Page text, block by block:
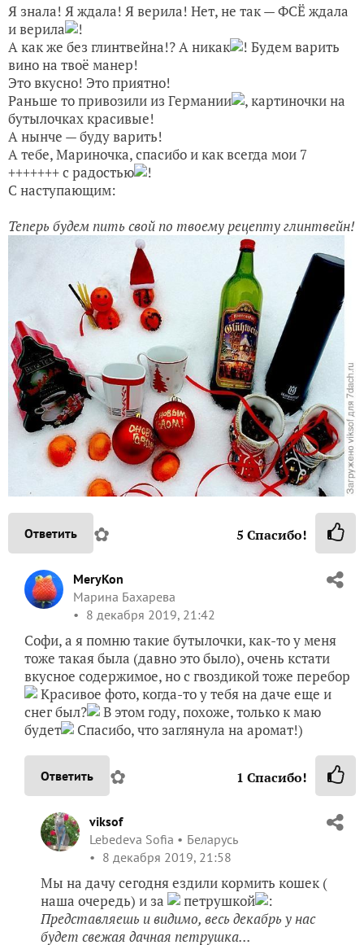
Я знала! Я ждала! Я верила! Нет, не так — ФСЁ ждала
и верила
!
А как же без глинтвейна!? А никак
! Будем варить
вино на твоё манер!
Это вкусно! Это приятно!
Раньше то привозили из Германии
, картиночки на
бутылочках красивые!
А нынче — буду варить!
А тебе, Мариночка, спасибо и как всегда мои 7
+++++++ с радостью
!
С наступающим:
Теперь будем пить свой по твоему рецепту глинтвейн!
Ответить ✿ 5 Спасибо!
MeryKon
Марина Бахарева
8 декабря 2019, 21:42
Софи, а я помню такие бутылочки, как-то у меня
тоже такая была (давно это было), очень кстати
вкусное содержимое, но с гвоздикой тоже перебор
Красивое фото, когда-то у тебя на даче еще и
снег был?
В этом году, похоже, только к маю
будет
Спасибо, что заглянула на аромат!)
Ответить ✿ 1 Спасибо!
viksof
Lebedeva Sofia
Беларусь
8 декабря 2019, 21:58
Мы на дачу сегодня ездили кормить кошек (
наша очередь) и за
петрушкой
:
Представляешь и видимо, весь декабрь у нас
будет свежая дачная петрушка...